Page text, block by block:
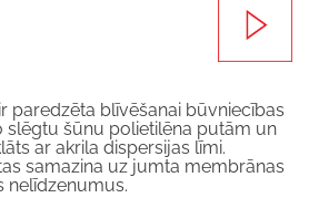
paredzēta blīvēšanai būvniecības
slēgtu šūnu polietilēna putām un
ar akrila dispersijas līmi.
samazina uz jumta membrānas
nelīdzenumus.